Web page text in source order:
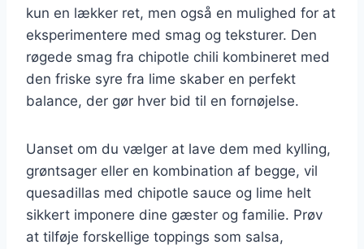
kun en lækker ret, men også en mulighed for at
eksperimentere med smag og teksturer. Den
røgede smag fra chipotle chili kombineret med
den friske syre fra lime skaber en perfekt
balance, der gør hver bid til en fornøjelse.
Uanset om du vælger at lave dem med kylling,
grøntsager eller en kombination af begge, vil
quesadillas med chipotle sauce og lime helt
sikkert imponere dine gæster og familie. Prøv
at tilføje forskellige toppings som salsa,